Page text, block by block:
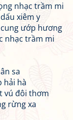
nhạc trầm mi
xiêm y
ướp hương
nhạc trầm mi
sa
hải hà
vú đôi thơm
rừng xa